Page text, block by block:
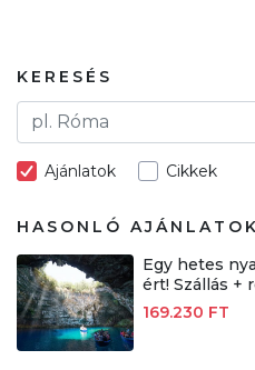
KERESÉS
Ajánlatok Cikkek
HASONLÓ AJÁNLATOK
Egy hetes
ért! Szállás +
169.230 FT